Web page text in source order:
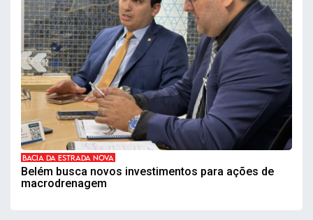
BACIA DA ESTRADA NOVA
Belém busca novos investimentos para ações de
macrodrenagem